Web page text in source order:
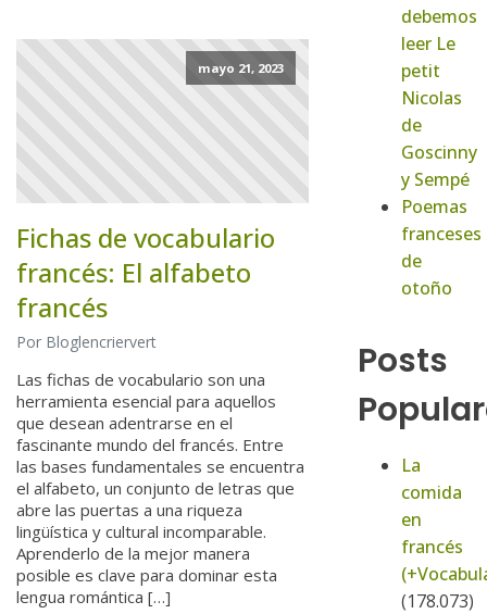
mayo 21, 2023
Fichas de vocabulario
francés: El alfabeto
francés
Por Bloglencriervert
Las fichas de vocabulario son una
herramienta esencial para aquellos
que desean adentrarse en el
fascinante mundo del francés. Entre
las bases fundamentales se encuentra
el alfabeto, un conjunto de letras que
abre las puertas a una riqueza
lingüística y cultural incomparable.
Aprenderlo de la mejor manera
posible es clave para dominar esta
lengua romántica […]
debemos
leer Le
petit
Nicolas
de
Goscinny
y Sempé
Poemas
franceses
de
otoño
Posts
La
comida
en
francés
(178.073)